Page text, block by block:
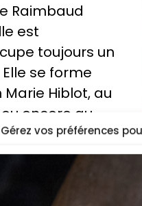
Gérez vos préférences
Raimbaud
est
toujours un
se forme
Hiblot, au
encore au
de